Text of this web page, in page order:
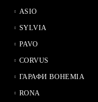
ASIO
SYLVIA
PAVO
CORVUS
ГАРАФИ BOHEMIA
RONA